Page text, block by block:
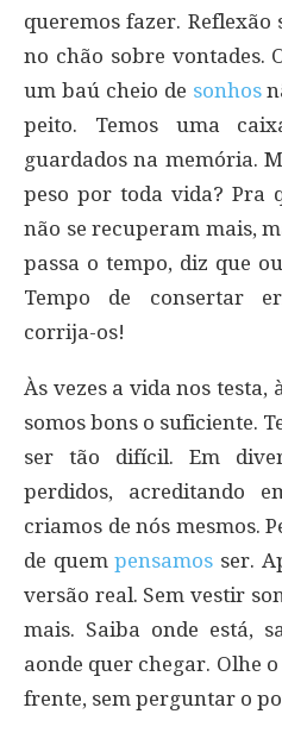
queremos fazer. Reflexão
no chão sobre vontades.
um baú cheio de sonhos
peito. Temos uma
guardados na memória.
peso por toda vida? Pra
não se recuperam mais,
passa o tempo, diz que
Tempo de consertar
corrija-os!
Às vezes a vida nos testa,
somos bons o suficiente.
ser tão difícil. Em
perdidos, acreditando
criamos de nós mesmos.
de quempensamos ser.
versão real. Sem vestir
mais. Saiba onde está,
aonde quer chegar. Olhe
frente, sem perguntar o